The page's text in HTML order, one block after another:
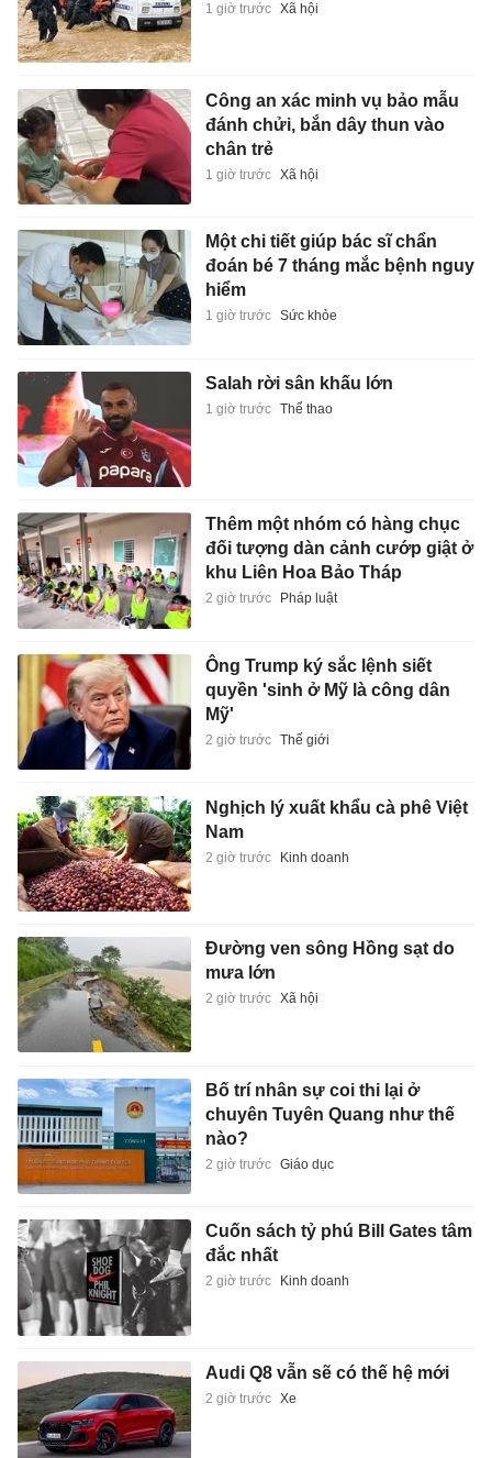
1 giờ trước Xã hội
Công an xác minh vụ bảo mẫu
đánh chửi, bắn dây thun vào
chân trẻ
1 giờ trước Xã hội
Một chi tiết giúp bác sĩ chẩn
đoán bé 7 tháng mắc bệnh nguy
hiểm
1 giờ trước Sức khỏe
Salah rời sân khấu lớn
1 giờ trước Thể thao
Thêm một nhóm có hàng chục
đối tượng dàn cảnh cướp giật ở
khu Liên Hoa Bảo Tháp
2 giờ trước Pháp luật
Ông Trump ký sắc lệnh siết
quyền 'sinh ở Mỹ là công dân
Mỹ'
2 giờ trước Thế giới
Nghịch lý xuất khẩu cà phê Việt
Nam
2 giờ trước Kinh doanh
Đường ven sông Hồng sạt do
mưa lớn
2 giờ trước Xã hội
Bố trí nhân sự coi thi lại ở
chuyên Tuyên Quang như thế
nào?
2 giờ trước Giáo dục
Cuốn sách tỷ phú Bill Gates tâm
đắc nhất
2 giờ trước Kinh doanh
Audi Q8 vẫn sẽ có thế hệ mới
2 giờ trước Xe